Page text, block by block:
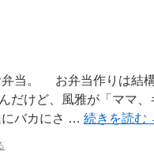
当。 お弁当作りは結
けど、風雅が「ママ、
バカにさ … 続きを読む